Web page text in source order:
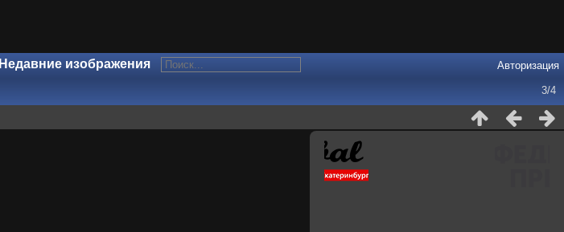
Недавние изображения Авторизация
3/4